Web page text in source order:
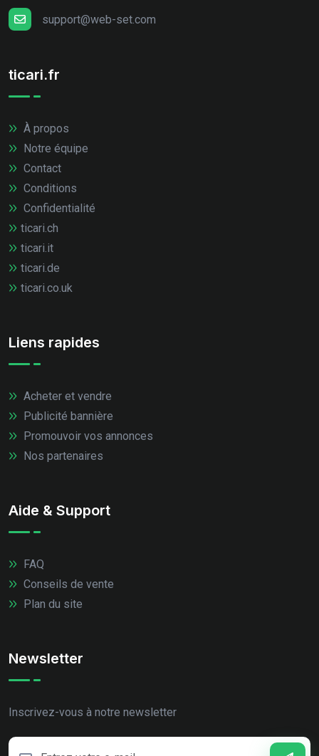
support@web-set.com
ticari.fr
À propos
Notre équipe
Contact
Conditions
Confidentialité
ticari.ch
ticari.it
ticari.de
ticari.co.uk
Liens rapides
Acheter et vendre
Publicité bannière
Promouvoir vos annonces
Nos partenaires
Aide & Support
FAQ
Conseils de vente
Plan du site
Newsletter
Inscrivez-vous à notre newsletter